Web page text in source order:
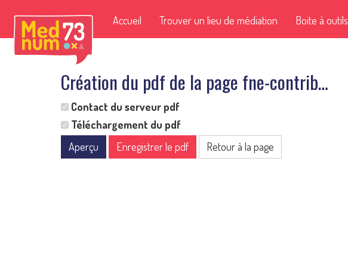
Accueil Trouver un lieu de médiation Boite à outils
Création du pdf de la page fne-contrib…
Contact du serveur pdf
Téléchargement du pdf
Aperçu
Enregistrer le pdf Retour à la page